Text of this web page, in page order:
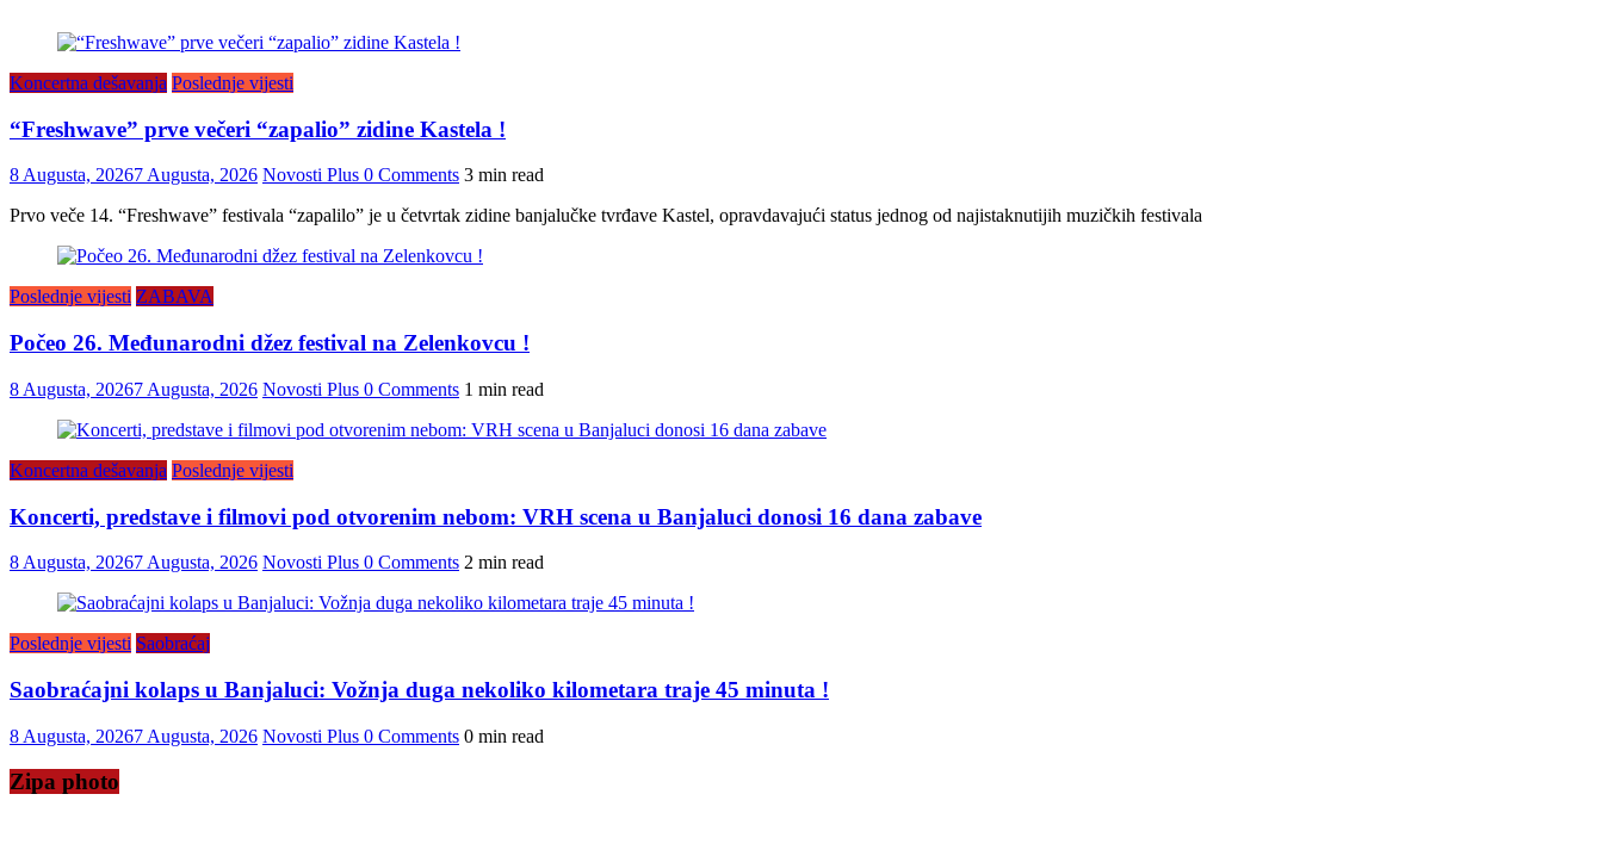
Koncertna dešavanja Poslednje vijesti
“Freshwave” prve večeri “zapalio” zidine Kastela !
8 Augusta, 20267 Augusta, 2026 Novosti Plus 0 Comments 3 min read
Prvo veče 14. “Freshwave” festivala “zapalilo” je u četvrtak zidine banjalučke tvrđave Kastel, opravdavajući status jednog od najistaknutijih muzičkih festivala
Poslednje vijesti ZABAVA
Počeo 26. Međunarodni džez festival na Zelenkovcu !
8 Augusta, 20267 Augusta, 2026 Novosti Plus 0 Comments 1 min read
Koncertna dešavanja Poslednje vijesti
Koncerti, predstave i filmovi pod otvorenim nebom: VRH scena u Banjaluci donosi 16 dana zabave
8 Augusta, 20267 Augusta, 2026 Novosti Plus 0 Comments 2 min read
Poslednje vijesti Saobraćaj
Saobraćajni kolaps u Banjaluci: Vožnja duga nekoliko kilometara traje 45 minuta !
8 Augusta, 20267 Augusta, 2026 Novosti Plus 0 Comments 0 min read
Zipa photo